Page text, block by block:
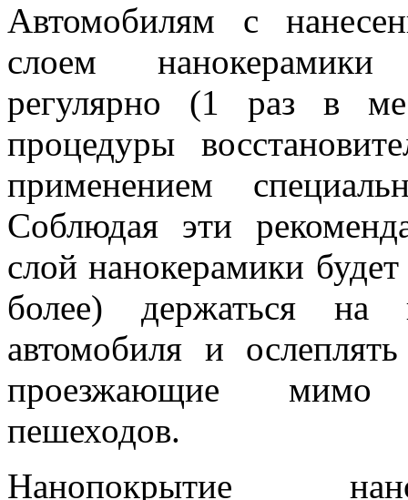
Автомобилям с
слоем нанокерамики
регулярно (1 раз в
процедуры
применением
Соблюдая эти
слой нанокерамики
более) держаться на
автомобиля и
проезжающие
пешеходов.
Нанопокрытие